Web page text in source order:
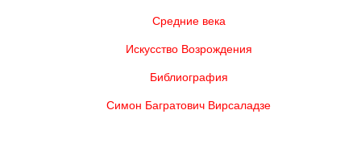
Средние века
Искусство Возрождения
Библиография
Симон Багратович Вирсаладзе